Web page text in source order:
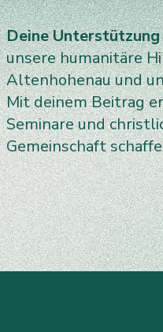
Deine
unsere humanitäre
Altenhohenau und
Mit deinem Beitrag
Seminare und
Gemeinschaft